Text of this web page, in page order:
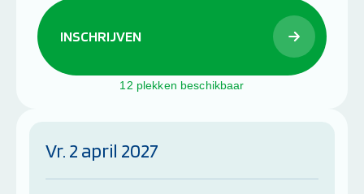
INSCHRIJVEN
12 plekken beschikbaar
Vr. 2 april 2027